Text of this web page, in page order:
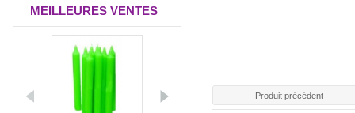
MEILLEURES VENTES
Produit précédent